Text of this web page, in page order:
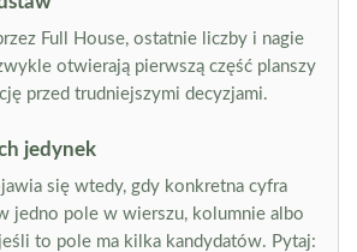
Full House, ostatnie liczby i nagie
otwierają pierwszą część planszy
przed trudniejszymi decyzjami.
jedynek
się wtedy, gdy konkretna cyfra
jedno pole w wierszu, kolumnie albo
to pole ma kilka kandydatów. Pytaj: